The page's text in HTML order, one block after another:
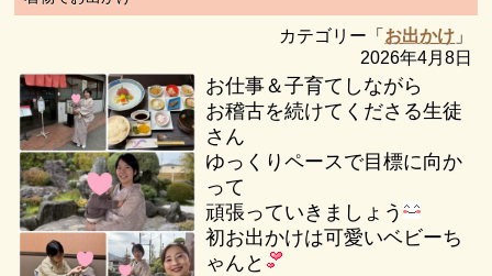
カテゴリー「 お出かけ 」
2026年4月8日
お仕事＆子育てしながら
お稽古を続けてくださる生徒
さん
ゆっくりペースで目標に向か
って
頑張っていきましょう
初お出かけは可愛いベビーち
ゃんと